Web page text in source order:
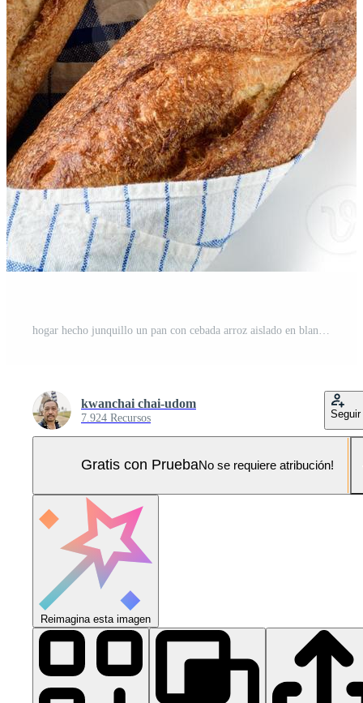
kwanchai chai-udom
7.924 Recursos Seguir
Gratis con PruebaNo se requiere atribución!
Reimagina esta imagen